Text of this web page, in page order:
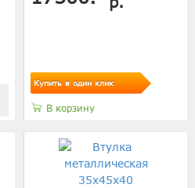
Купить в один клик
В корзину